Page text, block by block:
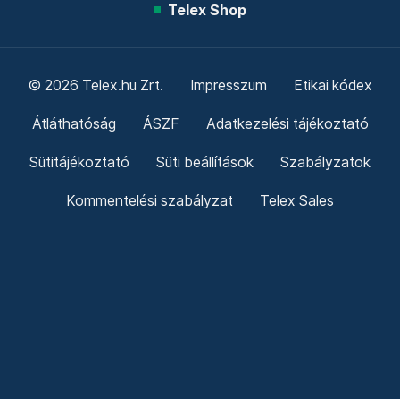
Telex Shop
© 2026 Telex.hu Zrt. Impresszum Etikai kódex
Átláthatóság ÁSZF Adatkezelési tájékoztató
Sütitájékoztató Süti beállítások Szabályzatok
Kommentelési szabályzat Telex Sales